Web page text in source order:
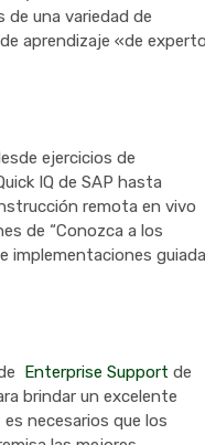
una variedad de
aprendizaje «de experto
ejercicios de
IQ de SAP hasta
remota en vivo
de “Conozca a los
implementaciones
Enterprise Support de
brindar un excelente
necesarios que los